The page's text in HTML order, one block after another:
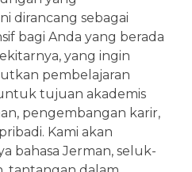
dirancang sebagai
bagi Anda yang berada
yang ingin
pembelajaran
tujuan akademis
pengembangan karir,
Kami akan
bahasa Jerman, seluk-